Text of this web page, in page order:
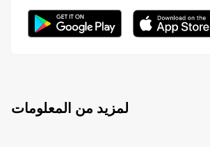
لمزيد من المعلومات